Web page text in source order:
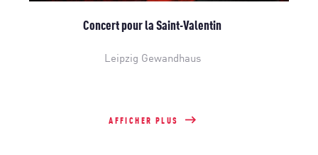
Concert pour la Saint-Valentin
Leipzig Gewandhaus
AFFICHER PLUS